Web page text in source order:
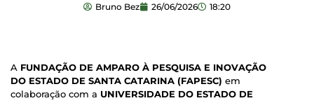
Bruno Bez 26/06/2026 18:20
A FUNDAÇÃO DE AMPARO À PESQUISA E INOVAÇÃO
DO ESTADO DE SANTA CATARINA (FAPESC) em
colaboração com a UNIVERSIDADE DO ESTADO DE